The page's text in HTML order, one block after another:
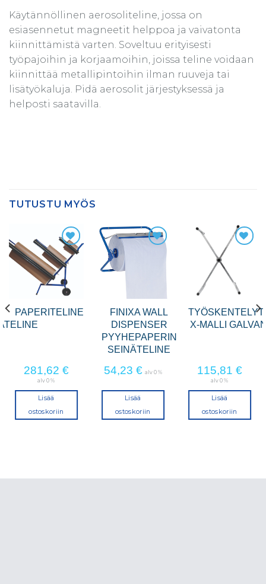
Käytännöllinen aerosoliteline, jossa on
esiasennetut magneetit helppoa ja vaivatonta
kiinnittämistä varten. Soveltuu erityisesti
työpajoihin ja korjaamoihin, joissa teline voidaan
kiinnittää metallipintoihin ilman ruuveja tai
lisätyökaluja. Pidä aerosolit järjestyksessä ja
helposti saatavilla.
TUTUSTU MYÖS
PAPERITELINE
281,62 €
alv 0 %
Lisää
ostoskoriin
FINIXA WALL
DISPENSER
PYYHEPAPERIN
SEINÄTELINE
54,23 € alv 0 %
Lisää
ostoskoriin
X-MALLI
115,81 €
alv 0 %
Lisää
ostoskoriin